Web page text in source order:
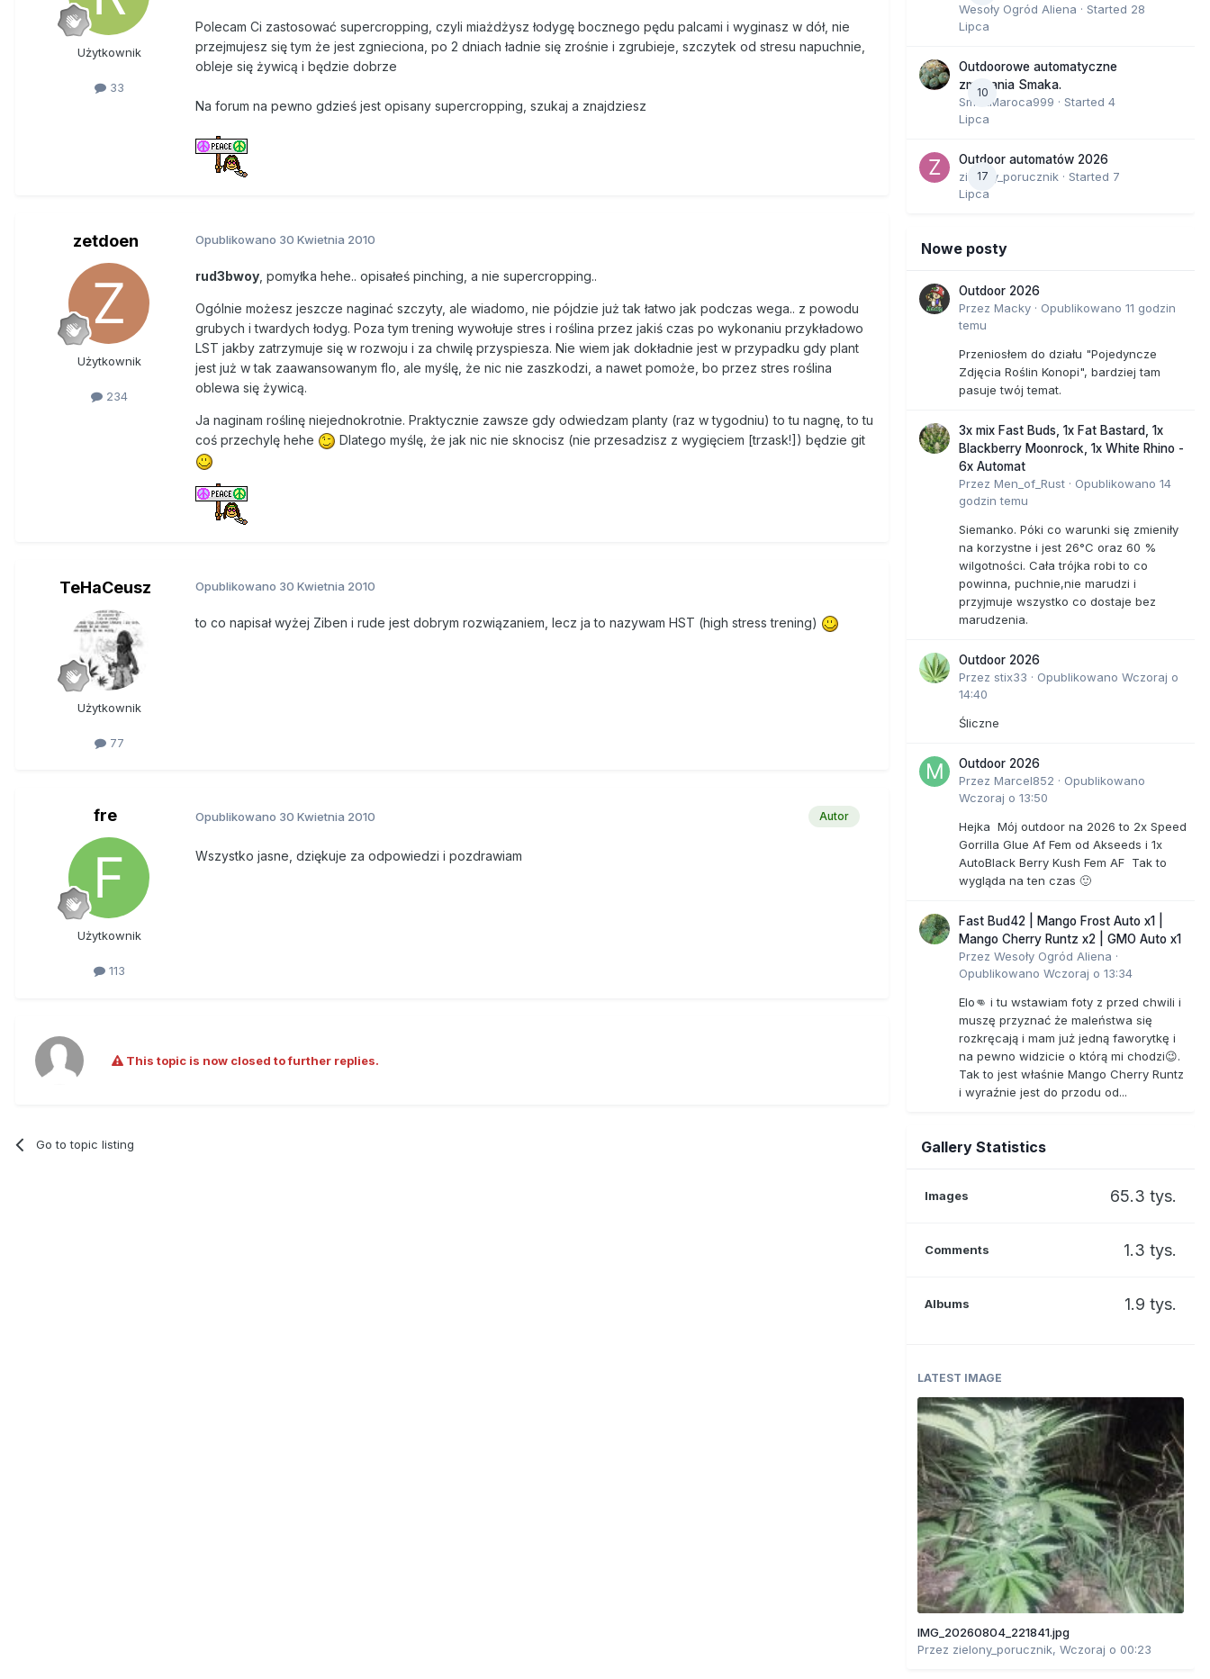
Użytkownik
33
Polecam Ci zastosować supercropping, czyli miażdżysz łodygę bocznego pędu palcami i wyginasz w dół, nie
przejmujesz się tym że jest zgnieciona, po 2 dniach ładnie się zrośnie i zgrubieje, szczytek od stresu napuchnie,
obleje się żywicą i będzie dobrze
Na forum na pewno gdzieś jest opisany supercropping, szukaj a znajdziesz
zetdoen
Użytkownik
234
Opublikowano 30 Kwietnia 2010
rud3bwoy , pomyłka hehe.. opisałeś pinching, a nie supercropping..
Ogólnie możesz jeszcze naginać szczyty, ale wiadomo, nie pójdzie już tak łatwo jak podczas wega.. z powodu
grubych i twardych łodyg. Poza tym trening wywołuje stres i roślina przez jakiś czas po wykonaniu przykładowo
LST jakby zatrzymuje się w rozwoju i za chwilę przyspiesza. Nie wiem jak dokładnie jest w przypadku gdy plant
jest już w tak zaawansowanym flo, ale myślę, że nic nie zaszkodzi, a nawet pomoże, bo przez stres roślina
oblewa się żywicą.
Ja naginam roślinę niejednokrotnie. Praktycznie zawsze gdy odwiedzam planty (raz w tygodniu) to tu nagnę, to tu
coś przechylę hehe
Dlatego myślę, że jak nic nie sknocisz (nie przesadzisz z wygięciem [trzask!]) będzie git
TeHaCeusz
Użytkownik
77
Opublikowano 30 Kwietnia 2010
to co napisał wyżej Ziben i rude jest dobrym rozwiązaniem, lecz ja to nazywam HST (high stress trening)
fre
Użytkownik
113
Autor
Opublikowano 30 Kwietnia 2010
Wszystko jasne, dziękuje za odpowiedzi i pozdrawiam
This topic is now closed to further replies.
Go to topic listing
Wesoły Ogród Aliena · Started 28
Lipca
10
Outdoorowe automatyczne
zmagania Smaka.
SmakMaroca999 · Started 4
Lipca
17
Outdoor automatów 2026
zielony_porucznik · Started 7
Lipca
Nowe posty
Outdoor 2026
Przez Macky · Opublikowano 11 godzin
temu
Przeniosłem do działu "Pojedyncze
Zdjęcia Roślin Konopi", bardziej tam
pasuje twój temat.
3x mix Fast Buds, 1x Fat Bastard, 1x
Blackberry Moonrock, 1x White Rhino -
6x Automat
Przez Men_of_Rust · Opublikowano 14
godzin temu
Siemanko. Póki co warunki się zmieniły
na korzystne i jest 26°C oraz 60 %
wilgotności. Cała trójka robi to co
powinna, puchnie,nie marudzi i
przyjmuje wszystko co dostaje bez
marudzenia.
Outdoor 2026
Przez stix33 · Opublikowano Wczoraj o
14:40
Śliczne
Outdoor 2026
Przez Marcel852 · Opublikowano
Wczoraj o 13:50
Hejka Mój outdoor na 2026 to 2x Speed
Gorrilla Glue Af Fem od Akseeds i 1x
AutoBlack Berry Kush Fem AF Tak to
wygląda na ten czas 🙂
Fast Bud42 | Mango Frost Auto x1 |
Mango Cherry Runtz x2 | GMO Auto x1
Przez Wesoły Ogród Aliena ·
Opublikowano Wczoraj o 13:34
Elo👊 i tu wstawiam foty z przed chwili i
muszę przyznać że maleństwa się
rozkręcają i mam już jedną faworytkę i
na pewno widzicie o którą mi chodzi😉.
Tak to jest właśnie Mango Cherry Runtz
i wyraźnie jest do przodu od...
Gallery Statistics
Images 65.3 tys.
Comments 1.3 tys.
Albums 1.9 tys.
LATEST IMAGE
IMG_20260804_221841.jpg
Przez zielony_porucznik, Wczoraj o 00:23